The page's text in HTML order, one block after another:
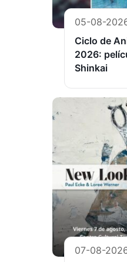
05-08-
Ciclo de
2026:
Shinkai
07-08-